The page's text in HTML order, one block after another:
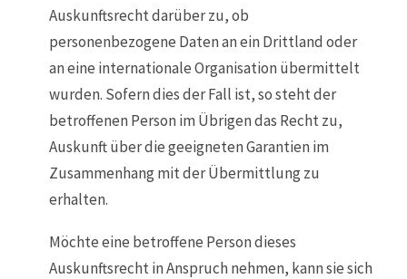
Auskunftsrecht darüber zu, ob
personenbezogene Daten an ein Drittland oder
an eine internationale Organisation übermittelt
wurden. Sofern dies der Fall ist, so steht der
betroffenen Person im Übrigen das Recht zu,
Auskunft über die geeigneten Garantien im
Zusammenhang mit der Übermittlung zu
erhalten.
Möchte eine betroffene Person dieses
Auskunftsrecht in Anspruch nehmen, kann sie sich